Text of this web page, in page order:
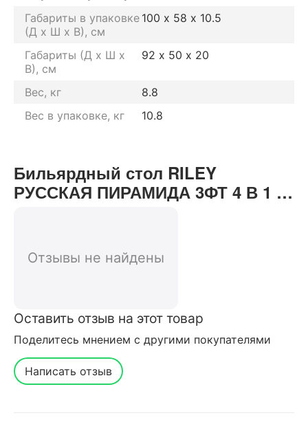
Габариты в упаковке
(Д х Ш х В), см
100 х 58 х 10.5
Габариты (Д х Ш х
В), см
92 х 50 х 20
Вес, кг
8.8
Вес в упаковке, кг
10.8
Бильярдный стол RILEY
РУССКАЯ ПИРАМИДА 3ФТ 4 В 1 с
интернет-магазина
Отзывы не найдены
Оставить отзыв на этот товар
Поделитесь мнением с другими покупателями
Написать отзыв